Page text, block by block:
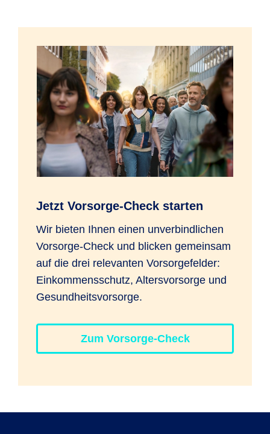
Jetzt Vorsorge-Check starten
Wir bieten Ihnen einen unverbindlichen
Vorsorge-Check und blicken gemeinsam
auf die drei relevanten Vorsorgefelder:
Einkommensschutz, Altersvorsorge und
Gesundheitsvorsorge.
Zum Vorsorge-Check